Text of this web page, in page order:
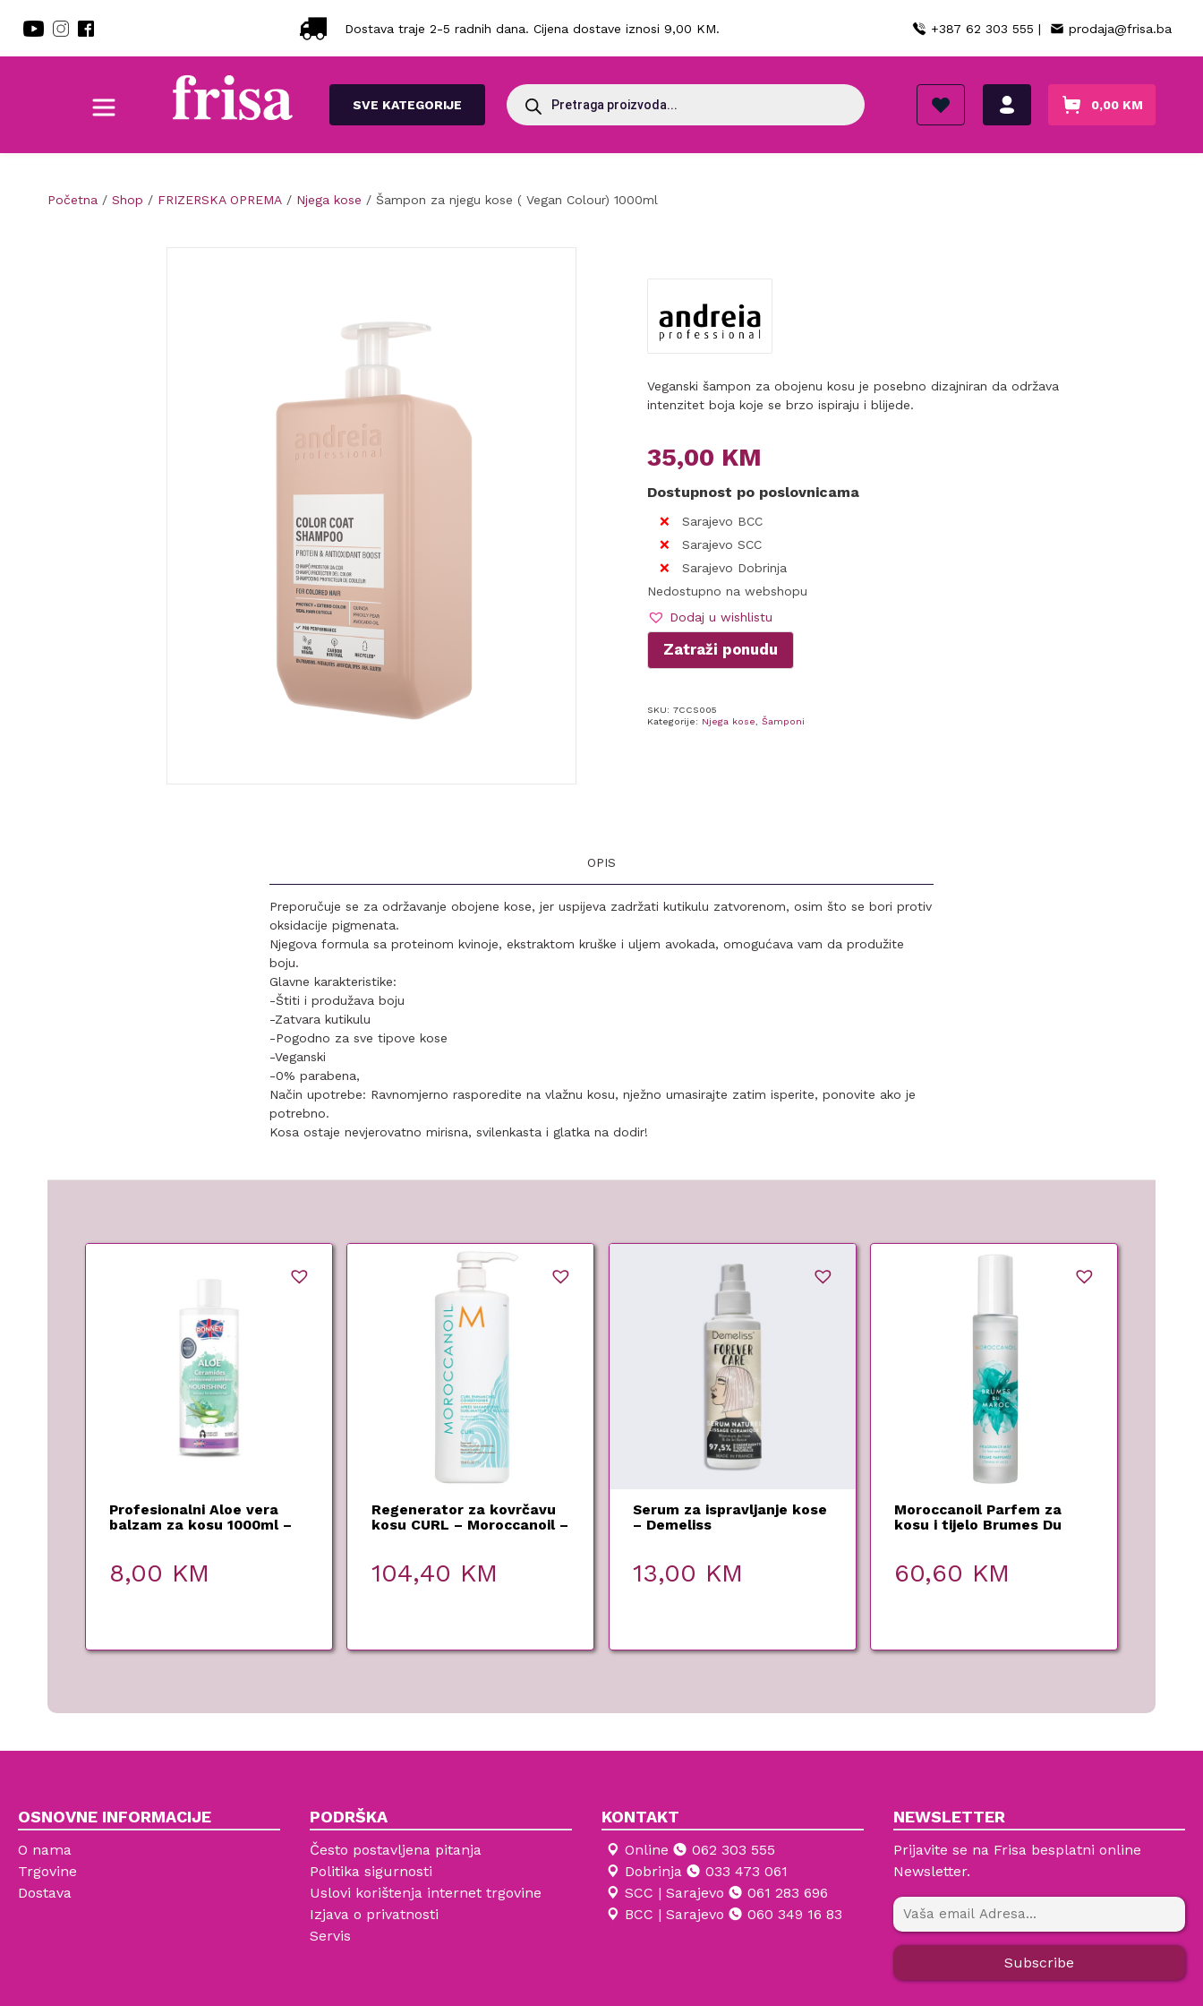
Dostava traje 2-5 radnih dana. Cijena dostave iznosi 9,00 KM. +387 62 303 555 | prodaja@frisa.ba
SVE KATEGORIJE
Products
search
0,00 KM
Početna / Shop / FRIZERSKA OPREMA / Njega kose / Šampon za njegu kose ( Vegan Colour) 1000ml
Veganski šampon za obojenu kosu je posebno dizajniran da održava
intenzitet boja koje se brzo ispiraju i blijede.
35,00 KM
Dostupnost po poslovnicama
Sarajevo BCC
Sarajevo SCC
Sarajevo Dobrinja
Nedostupno na webshopu
Dodaj u wishlistu
Zatraži ponudu
SKU:7CCS005
Kategorije: Njega kose,Šamponi
OPIS
Preporučuje se za održavanje obojene kose, jer uspijeva zadržati kutikulu zatvorenom, osim što se bori protiv
oksidacije pigmenata.
Njegova formula sa proteinom kvinoje, ekstraktom kruške i uljem avokada, omogućava vam da produžite
boju.
Glavne karakteristike:
-Štiti i produžava boju
-Zatvara kutikulu
-Pogodno za sve tipove kose
-Veganski
-0% parabena,
Način upotrebe: Ravnomjerno rasporedite na vlažnu kosu, nježno umasirajte zatim isperite, ponovite ako je
potrebno.
Kosa ostaje nevjerovatno mirisna, svilenkasta i glatka na dodir!
Profesionalni Aloe vera
balzam za kosu 1000ml –
8,00 KM
Regenerator za kovrčavu
kosu CURL – Moroccanoil –
104,40 KM
Serum za ispravljanje kose
– Demeliss
13,00 KM
Moroccanoil Parfem za
kosu i tijelo Brumes Du
60,60 KM
OSNOVNE INFORMACIJE
O nama
Trgovine
Dostava
PODRŠKA
Često postavljena pitanja
Politika sigurnosti
Uslovi korištenja internet trgovine
Izjava o privatnosti
Servis
KONTAKT
Online
062 303 555
Dobrinja
033 473 061
SCC | Sarajevo
061 283 696
BCC | Sarajevo
060 349 16 83
NEWSLETTER
Prijavite se na Frisa besplatni online
Newsletter.